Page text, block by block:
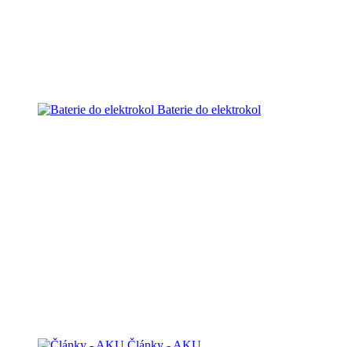
Baterie do elektrokol